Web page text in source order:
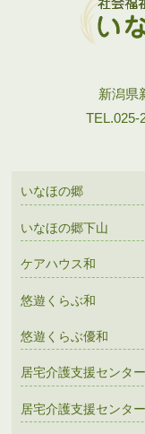
新潟県
TEL.025-
いなほの郷
いなほの郷下山
ケアハウス和
悠遊くらぶ和
悠遊くらぶ優和
居宅介護支援センタ
居宅介護支援センタ